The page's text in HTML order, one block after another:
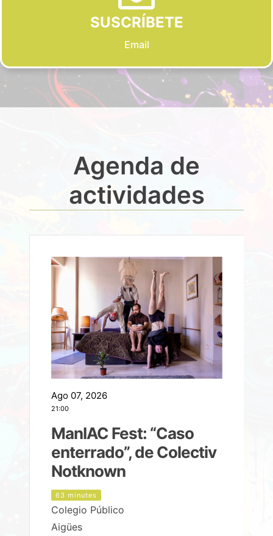
SUSCRÍBETE
Email
Agenda de
actividades
Ago 07, 2026
21:00
ManIAC Fest: “Caso
enterrado”, de Colectiv
Notknown
63 minutes
Colegio Público
Aigües